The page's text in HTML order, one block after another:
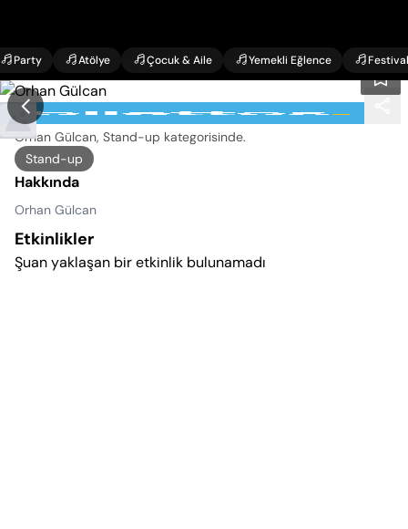
Party Atölye Çocuk & Aile Yemekli Eğlence Festival
Orhan Gülcan Etkinlikleri
Orhan Gülcan, Stand-up kategorisinde.
Stand-up
Hakkında
Orhan Gülcan
Etkinlikler
Şuan yaklaşan bir etkinlik bulunamadı